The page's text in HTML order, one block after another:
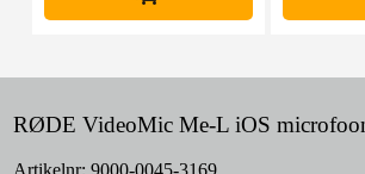
RØDE VideoMic Me-L iOS